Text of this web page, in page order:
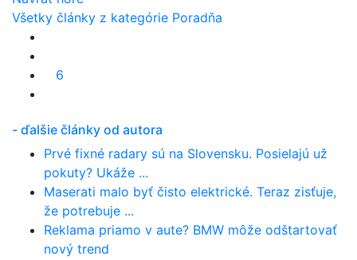
Všetky články z kategórie Poradňa
6
- ďalšie články od autora
Prvé fixné radary sú na Slovensku. Posielajú už
pokuty? Ukáže ...
Maserati malo byť čisto elektrické. Teraz zisťuje,
že potrebuje ...
Reklama priamo v aute? BMW môže odštartovať
nový trend